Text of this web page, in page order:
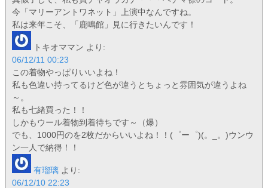
今「マリーアントワネット」上演中なんですね。
私は来年こそ、「鹿鳴館」見に行きたいんです！
トキオママン より:
06/12/11 00:23
この着物やっぱりいいよね！
私も色違い持ってるけど色が違うとちょっと雰囲気が違うよね
～。
私も七緒買った！！
しかもウール着物到着待ちです～（爆）
でも、1000円のを2枚だからいいよね！！(゜ー゜)(。_。)ウンウ
ン一人で納得！！
有瑠璃 より:
06/12/10 22:23